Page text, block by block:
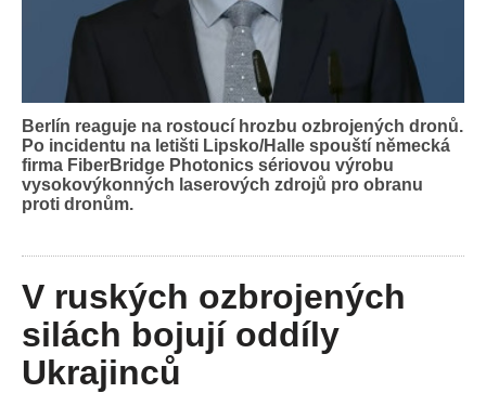
Berlín reaguje na rostoucí hrozbu ozbrojených dronů.
Po incidentu na letišti Lipsko/Halle spouští německá
firma FiberBridge Photonics sériovou výrobu
vysokovýkonných laserových zdrojů pro obranu
proti dronům.
V ruských ozbrojených
silách bojují oddíly
Ukrajinců